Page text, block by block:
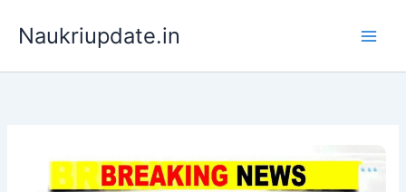
Naukriupdate.in